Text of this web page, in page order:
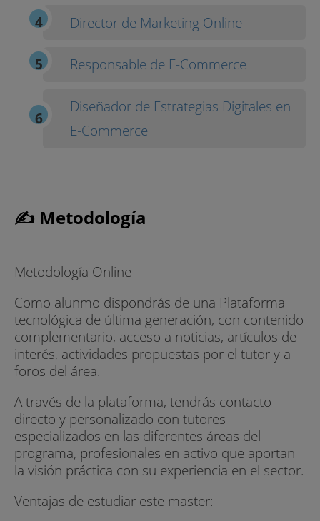
Director de Marketing Online
Responsable de E-Commerce
Diseñador de Estrategias Digitales en
E-Commerce
✍ Metodología
Metodología Online
Como alunmo dispondrás de una Plataforma
tecnológica de última generación, con contenido
complementario, acceso a noticias, artículos de
interés, actividades propuestas por el tutor y a
foros del área.
A través de la plataforma, tendrás contacto
directo y personalizado con tutores
especializados en las diferentes áreas del
programa, profesionales en activo que aportan
la visión práctica con su experiencia en el sector.
Ventajas de estudiar este master: